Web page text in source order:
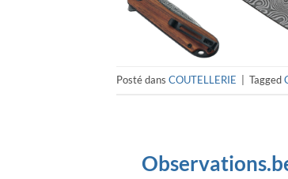
Posté dans COUTELLERIE Tagged